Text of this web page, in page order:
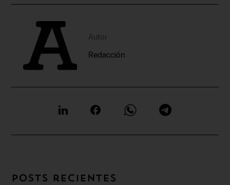
Autor
Redacción
Posts recientes